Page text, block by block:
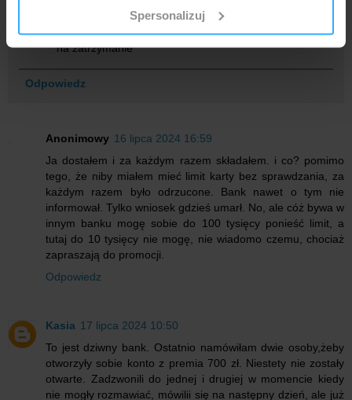
Partnerzy mogą połączyć te informacje z innymi danymi
korzystania z ich usług.
Spersonalizuj
16 lipca 2024 17:27
Muszę sprawdzić, ale chyba jakieś mam jak dzwonią
na zatrzymanie
Odpowiedz
Anonimowy 16 lipca 2024 16:59
Ja dostałem i za każdym razem składałem. i co? pomimo
tego, że niby miałem mieć limit karty bez sprawdzania, za
każdym razem było odrzucone. Bank nawet o tym nie
informował. Tylko wniosek gdzieś umarł. No, ale cóż bywa w
innym banku mogę sobie do 100 tysięcy ponieść limit, a
tutaj do 10 tysięcy nie mogę, nie wiadomo czemu, chociaż
zapraszają do promocji.
Odpowiedz
Kasia 17 lipca 2024 10:50
To jest dziwny bank. Ostatnio namówiłam dwie osoby,żeby
otworzyły sobie konto z premia 700 zł. Niestety nie zostały
otwarte. Zadzwonili do jednej i drugiej w momencie kiedy
nie mogły rozmawiać, mówilii się na następny dzień, ale już